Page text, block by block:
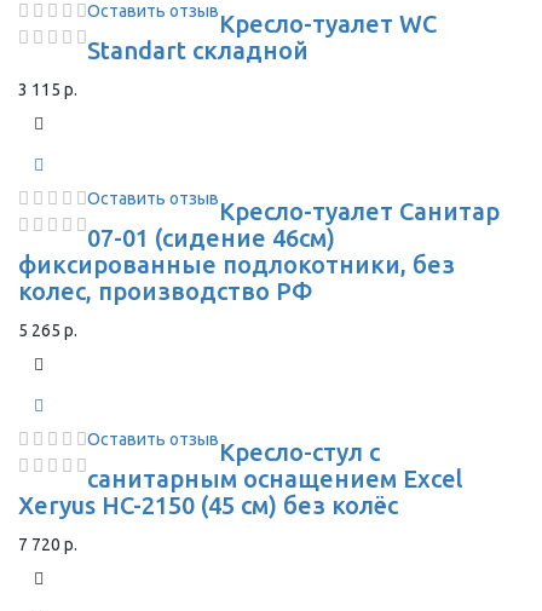
Оставить отзывКресло-туалет WC
Standart складной
3 115 р.
Оставить отзывКресло-туалет Санитар
07-01 (сидение 46см)
фиксированные подлокотники, без
колес, производство РФ
5 265 р.
Оставить отзывКресло-стул с
санитарным оснащением Excel
Xeryus HC-2150 (45 см) без колёс
7 720 р.